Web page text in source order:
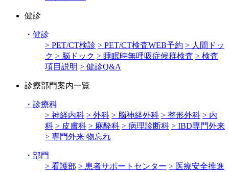
健診
・ 健診
> PET/CT検診 > PET/CT検査WEB予約 > 人間ドッ
ク > 脳ドック > 睡眠時無呼吸症候群検査 > 検査
項目説明 > 健診Q&A
診療部門案内一覧
・ 診療科
> 神経内科 > 外科 > 脳神経外科 > 整形外科 > 内
科 > 皮膚科 > 麻酔科 > 病理診断科 > IBD専門外来
> 専門外来 物忘れ
・ 部門
> 看護部 > 患者サポートセンター > 医療安全推進